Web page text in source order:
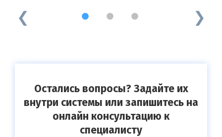
1 2 3
Остались вопросы? Задайте их
внутри системы или запишитесь на
онлайн консультацию к
специалисту